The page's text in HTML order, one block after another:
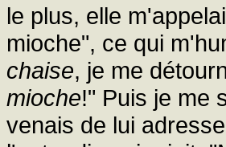
le plus, elle
mioche", ce qui
chaise, je me
mioche!" Puis je me
venais de lui